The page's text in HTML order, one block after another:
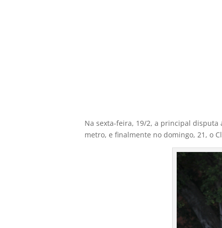
Na sexta-feira, 19/2, a principal disputa
metro, e finalmente no domingo, 21, o